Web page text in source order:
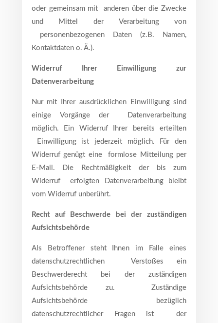
oder gemeinsam mit anderen über die Zwecke
und Mittel der Verarbeitung von
personenbezogenen Daten (z.B. Namen,
Kontaktdaten o. Ä.).
Widerruf Ihrer Einwilligung zur
Datenverarbeitung
Nur mit Ihrer ausdrücklichen Einwilligung sind
einige Vorgänge der Datenverarbeitung
möglich. Ein Widerruf Ihrer bereits erteilten
Einwilligung ist jederzeit möglich. Für den
Widerruf genügt eine formlose Mitteilung per
E-Mail. Die Rechtmäßigkeit der bis zum
Widerruf erfolgten Datenverarbeitung bleibt
vom Widerruf unberührt.
Recht auf Beschwerde bei der zuständigen
Aufsichtsbehörde
Als Betroffener steht Ihnen im Falle eines
datenschutzrechtlichen Verstoßes ein
Beschwerderecht bei der zuständigen
Aufsichtsbehörde zu. Zuständige
Aufsichtsbehörde bezüglich
datenschutzrechtlicher Fragen ist der